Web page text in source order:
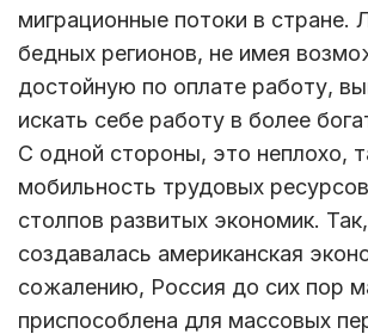
миграционные потоки в стране.
бедных регионов, не имея
достойную по оплате работу,
искать себе работу в более
С одной стороны, это неплохо,
мобильность трудовых
столпов развитых экономик.
создавалась американская
сожалению, Россия до сих пор
приспособлена для массовых